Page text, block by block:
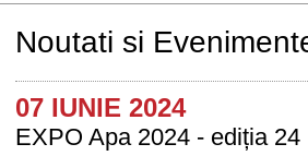
Noutati si
07 IUNIE 2024
EXPO Apa 2024 - ediția 24